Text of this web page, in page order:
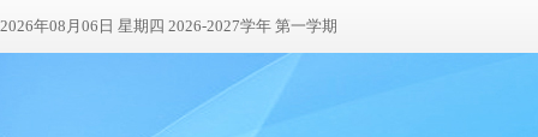
2026年08月06日 星期四 2026-2027学年 第一学期